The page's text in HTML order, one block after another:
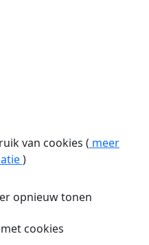
van cookies ( meer
)
opnieuw tonen
cookies